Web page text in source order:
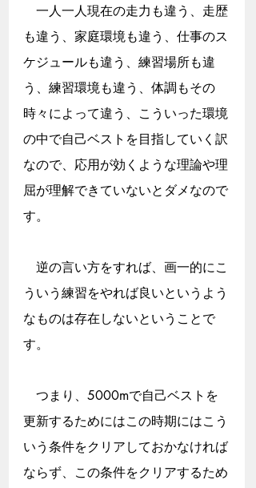
一人一人現在の走力も違う、走歴
も違う、家庭環境も違う、仕事のス
ケジュールも違う、練習場所も違
う、練習環境も違う、体調もその
時々によって違う、こういった環境
の中で自己ベストを目指していく訳
なので、応用が効くような理論や理
屈が理解できていないとダメなので
す。
逆の言い方をすれば、画一的にこ
ういう練習をやれば良いというよう
なものは存在しないということで
す。
つまり、5000mで自己ベストを
更新するためにはこの時期にはこう
いう条件をクリアしておかなければ
ならず、この条件をクリアするため